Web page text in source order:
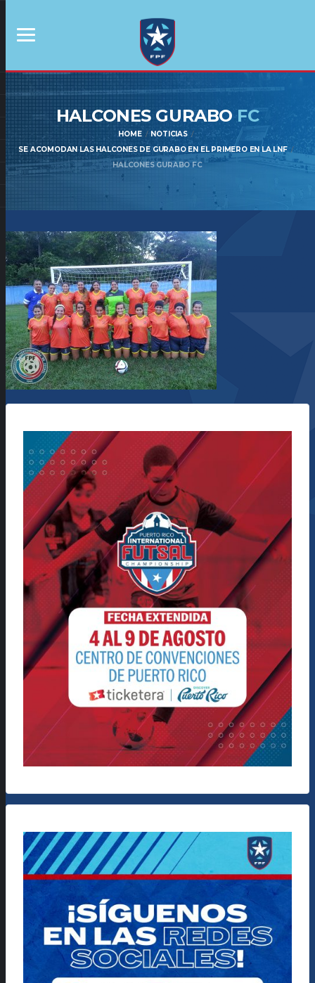
HALCONES GURABO FC
HOME
NOTICIAS
SE ACOMODAN LAS HALCONES DE GURABO EN EL PRIMERO EN LA LNF
HALCONES GURABO FC